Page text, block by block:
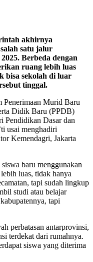
akhirnya
salah satu jalur
Berbeda dengan
ruang lebih luas
bisa sekolah di luar
tinggal.
Penerimaan Murid Baru
Didik Baru (PPDB)
Pendidikan Dasar dan
usai menghadiri
Kemendagri, Jakarta
baru menggunakan
luas, tidak hanya
tapi sudah lingkup
studi atau belajar
tapi
perbatasan antarprovinsi,
terdekat dari rumahnya.
siswa yang diterima